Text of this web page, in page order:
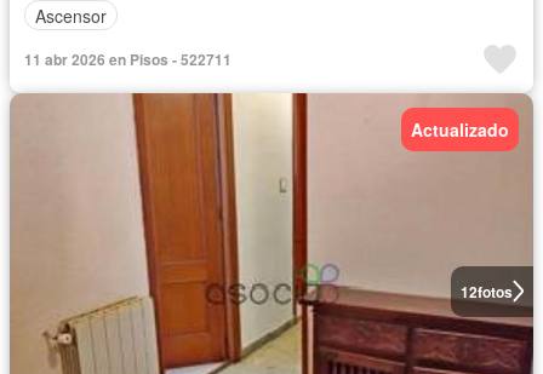
Ascensor
11 abr 2026 en Pisos - 522711
12fotos
Actualizado